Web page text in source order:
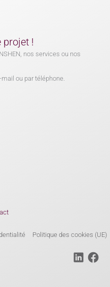
projet !
nos services ou nos
ou par téléphone.
Politique des cookies (UE)